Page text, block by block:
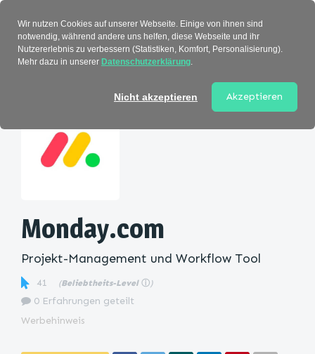
Monday.com
Projekt-Management und Workflow Tool
41 (Beliebtheits-Level ⓘ )
0 Erfahrungen geteilt
Werbehinweis
Wir nutzen Cookies auf unserer Webseite. Einige von ihnen sind
notwendig, während andere uns helfen, diese Webseite und ihr
Nutzererlebnis zu verbessern (Statistiken, Komfort, Personalisierung).
Mehr dazu in unserer Datenschutzerklärung.
Nicht akzeptieren Akzeptieren